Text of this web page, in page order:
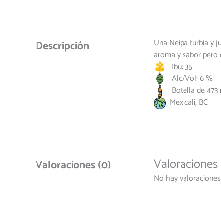
Descripción
Una Neipa turbia y
aroma y sabor
Ibu: 35
Alc/Vol: 6 %
Botella de 473
Mexicali, BC
Valoraciones (0) Valoraciones
No hay